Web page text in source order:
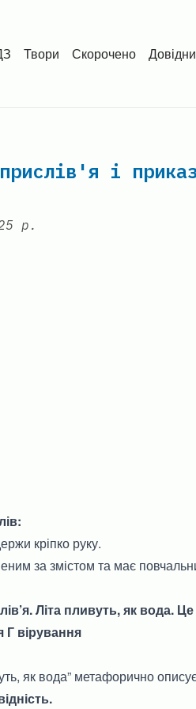
Твори Скорочено
і
р.
кріпко руку.
за змістом та має
Літа пливуть, як вода.
Г вірування
як вода” метафорично